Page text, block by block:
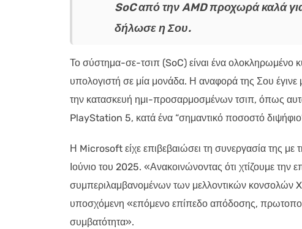
SoC από την AMD προχωρά καλά
δήλωσε η Σου.
Το σύστημα-σε-τσιπ (SoC) είναι ένα ολοκληρωμένο
υπολογιστή σε μία μονάδα. Η αναφορά της Σου
την κατασκευή ημι-προσαρμοσμένων τσιπ, όπως
PlayStation 5, κατά ένα “σημαντικό ποσοστό
Η Microsoft είχε επιβεβαιώσει τη συνεργασία της
Ιούνιο του 2025. «Ανακοινώνοντας ότι χτίζουμε
συμπεριλαμβανομένων των μελλοντικών κονσολών
υποσχόμενη «επόμενο επίπεδο απόδοσης,
συμβατότητα».